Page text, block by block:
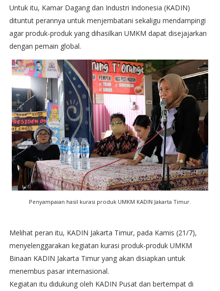
Untuk itu, Kamar Dagang dan Industri Indonesia (KADIN)
dituntut perannya untuk menjembatani sekaligu mendampingi
agar produk-produk yang dihasilkan UMKM dapat disejajarkan
dengan pemain global.
Penyampaian hasil kurasi produk UMKM KADIN Jakarta Timur.
Melihat peran itu, KADIN Jakarta Timur, pada Kamis (21/7),
menyelenggarakan kegiatan kurasi produk-produk UMKM
Binaan KADIN Jakarta Timur yang akan disiapkan untuk
menembus pasar internasional.
Kegiatan itu didukung oleh KADIN Pusat dan bertempat di